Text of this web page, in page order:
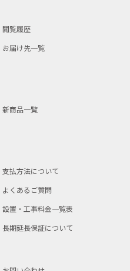
閲覧履歴
お届け先一覧
新商品一覧
支払方法について
よくあるご質問
設置・工事料金一覧表
長期延長保証について